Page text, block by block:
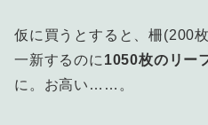
仮に買うとすると、柵(200
一新するのに 1050枚のリー
に。お高い……。